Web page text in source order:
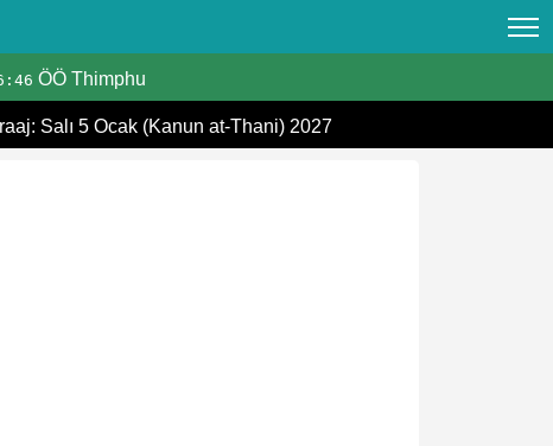
ÖÖ Thimphu
Salı 5 Ocak (Kanun at-Thani) 2027